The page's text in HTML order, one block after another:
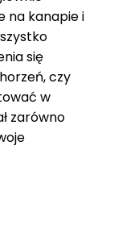
na kanapie i
się
czy
w
zarówno